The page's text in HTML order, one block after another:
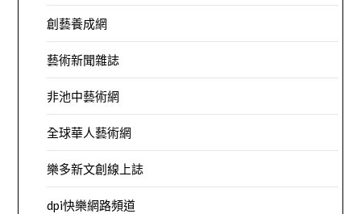
創藝養成網
藝術新聞雜誌
非池中藝術網
全球華人藝術網
樂多新文創線上誌
dpi快樂網路頻道